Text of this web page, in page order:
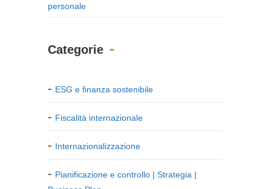
personale
Categorie
ESG e finanza sostenibile
Fiscalità internazionale
Internazionalizzazione
Pianificazione e controllo | Strategia |